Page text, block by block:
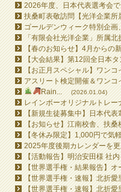
2026年度、日本代表選考会
扶桑町表敬訪問【光洋企業所
ゴールデンウィーク特別企
「有限会社光洋企業」所属
【春のお知らせ】4月からの
【大会結果】第12回全日本
【お正月スペシャル】ワンコ
アスリート検定開催＆ワンコ
Rain... (2026.01.04)
レインボーオリジナルトレー
【新規生徒募集中】日本代表
【お知らせ】江南校舎、扶桑
【冬休み限定】1,000円で気
2025年度後期カレンダーを
【活動報告】明治安田様 社
【世界選手権・結果報告】オ
【世界選手権・速報】北折愛
【世界選手権・速報】北折愛